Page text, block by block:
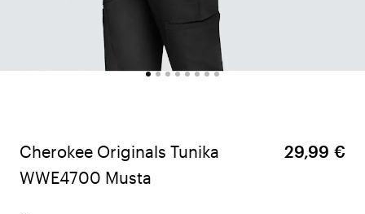
Cherokee Originals Tunika
WWE4700 Musta
29,99 €